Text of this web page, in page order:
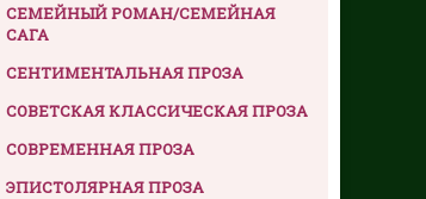
СЕМЕЙНЫЙ РОМАН/СЕМЕЙНАЯ
САГА
СЕНТИМЕНТАЛЬНАЯ ПРОЗА
СОВЕТСКАЯ КЛАССИЧЕСКАЯ ПРОЗА
СОВРЕМЕННАЯ ПРОЗА
ЭПИСТОЛЯРНАЯ ПРОЗА